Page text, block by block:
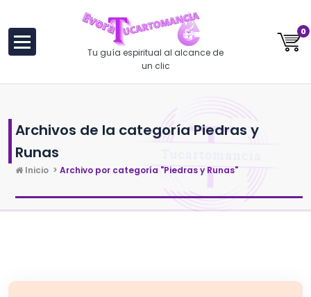
Tu guía espiritual al alcance de
un clic
0
Archivos de la categoría Piedras y
Runas
Inicio > Archivo por categoría "Piedras y Runas"